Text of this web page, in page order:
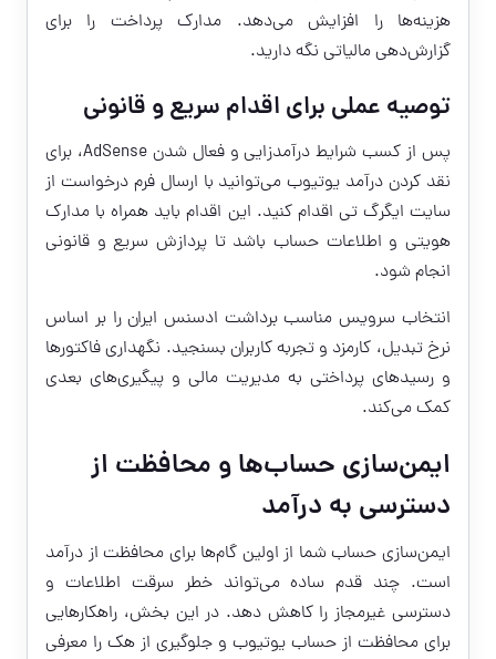
هزینه‌ها را افزایش می‌دهد. مدارک پرداخت را برای
گزارش‌دهی مالیاتی نگه دارید.
توصیه عملی برای اقدام سریع و قانونی
پس از کسب شرایط درآمدزایی و فعال شدن AdSense، برای
نقد کردن درآمد یوتیوب می‌توانید با ارسال فرم درخواست از
سایت ایگرگ تی اقدام کنید. این اقدام باید همراه با مدارک
هویتی و اطلاعات حساب باشد تا پردازش سریع و قانونی
انجام شود.
انتخاب سرویس مناسب برداشت ادسنس ایران را بر اساس
نرخ تبدیل، کارمزد و تجربه کاربران بسنجید. نگهداری فاکتورها
و رسیدهای پرداختی به مدیریت مالی و پیگیری‌های بعدی
کمک می‌کند.
ایمن‌سازی حساب‌ها و محافظت از
دسترسی به درآمد
ایمن‌سازی حساب شما از اولین گام‌ها برای محافظت از درآمد
است. چند قدم ساده می‌تواند خطر سرقت اطلاعات و
دسترسی غیرمجاز را کاهش دهد. در این بخش، راهکارهایی
برای محافظت از حساب یوتیوب و جلوگیری از هک را معرفی